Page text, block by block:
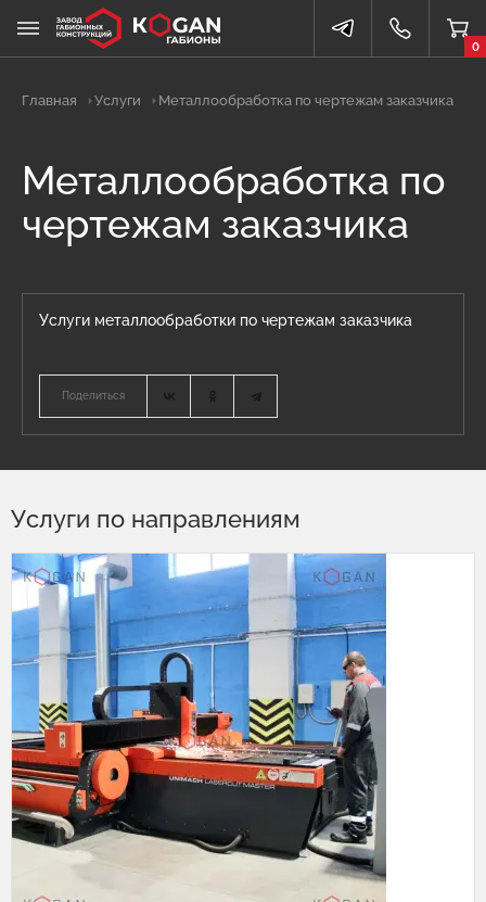
0
Главная Услуги Металлообработка по чертежам заказчика
Металлообработка по
чертежам заказчика
Услуги металлообработки по чертежам заказчика
Поделиться
Услуги по направлениям